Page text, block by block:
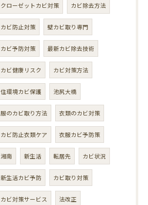
クローゼットカビ対策 カビ除去方法
カビ防止対策 壁カビ取り専門
カビ予防対策 最新カビ除去技術
カビ健康リスク カビ対策方法
住環境カビ保護 池尻大橋
服のカビ取り方法 衣類のカビ対策
カビ防止衣類ケア 衣服カビ予防策
湘南 新生活 転居先 カビ状況
新生活カビ予防 カビ取り対策
カビ対策サービス 法改正